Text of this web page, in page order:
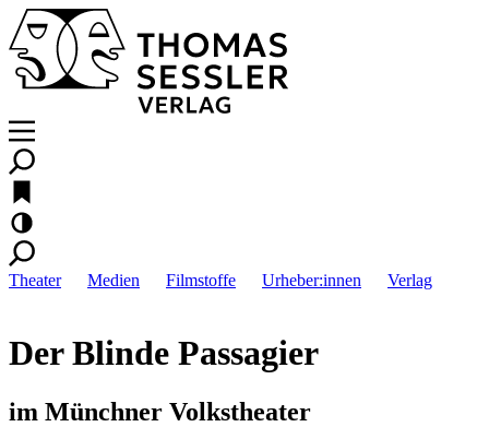
Theater Medien Filmstoffe Urheber:innen Verlag
Der Blinde Passagier
im Münchner Volkstheater